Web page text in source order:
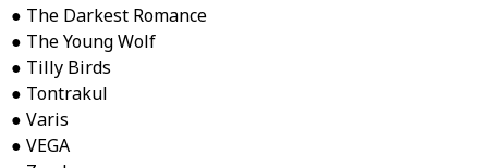
● The Darkest Romance
● The Young Wolf
● Tilly Birds
● Tontrakul
● Varis
● VEGA